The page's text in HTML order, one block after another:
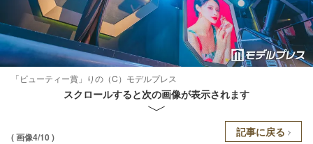
「ビューティー賞」りの（C）モデルプレス
スクロールすると次の画像が表示されます
( 画像4/10 ) 記事に戻る